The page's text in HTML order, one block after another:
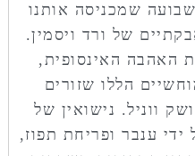
שמכניסה אותנו
של ורד ויסמין.
האהבה האינסופית,
הללו שזורים
ווניל. נישואין של
ענבר ופריחת תפוז,